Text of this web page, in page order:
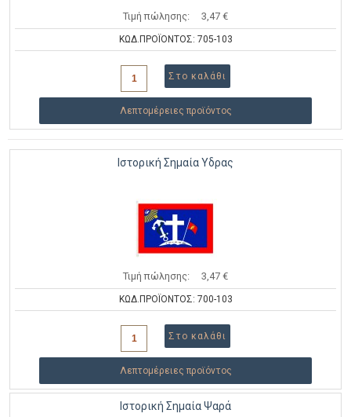
Τιμή πώλησης: 3,47 €
ΚΩΔ.ΠΡΟΪΟΝΤΟΣ: 705-103
Λεπτομέρειες προϊόντος
Ιστορική Σημαία Υδρας
Τιμή πώλησης: 3,47 €
ΚΩΔ.ΠΡΟΪΟΝΤΟΣ: 700-103
Λεπτομέρειες προϊόντος
Ιστορική Σημαία Ψαρά